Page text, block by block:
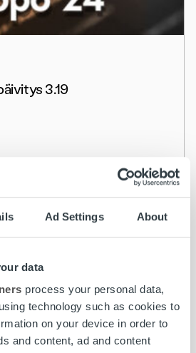
Ad Settings About
data
process your personal data,
technology such as cookies to
on your device in order to
and content, ad and content
3.19